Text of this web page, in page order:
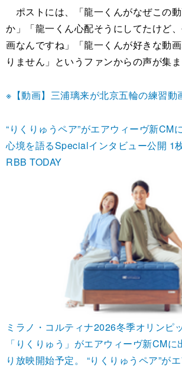
ポストには、「龍一くんがなぜこの
か」「龍一くん心配そうにしてたけど
画なんですね」「龍一くんが好きな動
りません」というファンからの声が集ま
※【動画】三浦璃来が北京五輪の練習動
“りくりゅうペア”がエアウィーヴ新CM
心境を語るSpecialインタビュー公開 1
RBB TODAY
ミラノ・コルティナ2026冬季オリンピ
「りくりゅう」がエアウィーヴ新CMに
り放映開始予定。 “りくりゅうペア”が